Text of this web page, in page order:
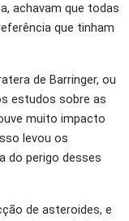
achavam que todas
que tinham
de Barringer, ou
estudos sobre as
muito impacto
levou os
do perigo desses
de asteroides, e